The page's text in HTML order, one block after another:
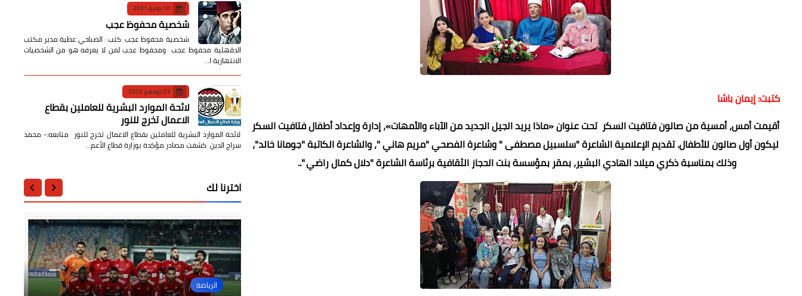
كتبت: إيمان باشا
أقيمت أمس، أمسية من صالون فتافيت السكر تحت عنوان «ماذا يريد الجيل الجديد من الآباء والأمهات»، إدارة وإعداد أطفال فتافيت السكر
ليكون أول صالون للأطفال. تقديم الإعلامية الشاعرة "سلسبيل مصطفى " وشاعرة الفصحي "مريم هاني "، والشاعرة الكاتبة "جومانا خالد"،
وذلك بمناسبة ذكري ميلاد الهادي البشير، بمقر بمؤسسة بنت الحجاز الثقافية برئاسة الشاعرة "دلال كمال راضي "..
10 يونيو 2021
شخصية محفوظ عجب
شخصية محفوظ عجب كتب : الصباحي عطية مدير مكتب
الدقهلية محفوظ عجب ومحفوظ عجب لمن لا يعرفه هو من الشخصيات
الانتهازية ا…
23 نوفمبر 2022
لائحة الموارد البشرية للعاملين بقطاع
الاعمال تخرج للنور
لائحة الموارد البشرية للعاملين بقطاع الاعمال تخرج للنور متابعه:- محمد
سراج الدين كشفت مصادر مؤكدة بوزارة قطاع الأعم…
اخترنا لك
محمد ابو سيف
27 يناير 2023
الرياضة
محمد ابو سيف
27 يناير 2023
محافظات
محمد ابو سيف
27 يناير 2023
محافظات
محمد ابو سيف
27 يناير 2023
عالمى
محمد ابو سيف
27 يناير 2023
عالمى